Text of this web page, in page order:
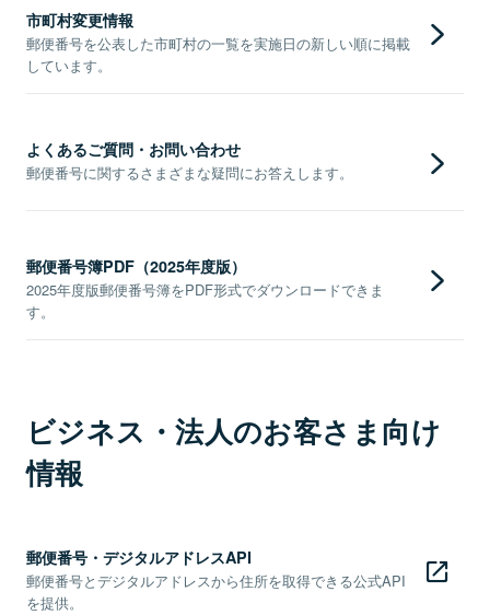
市町村変更情報
郵便番号を公表した市町村の一覧を実施日の新しい順に掲載
しています。
よくあるご質問・お問い合わせ
郵便番号に関するさまざまな疑問にお答えします。
郵便番号簿PDF（2025年度版）
2025年度版郵便番号簿をPDF形式でダウンロードできま
す。
ビジネス・法人のお客さま向け
情報
郵便番号・デジタルアドレスAPI
郵便番号とデジタルアドレスから住所を取得できる公式API
を提供。